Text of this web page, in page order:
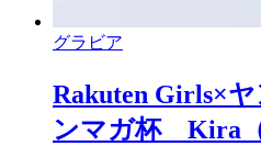
グラビア
Rakuten Girls×
ンマガ杯 Kira（